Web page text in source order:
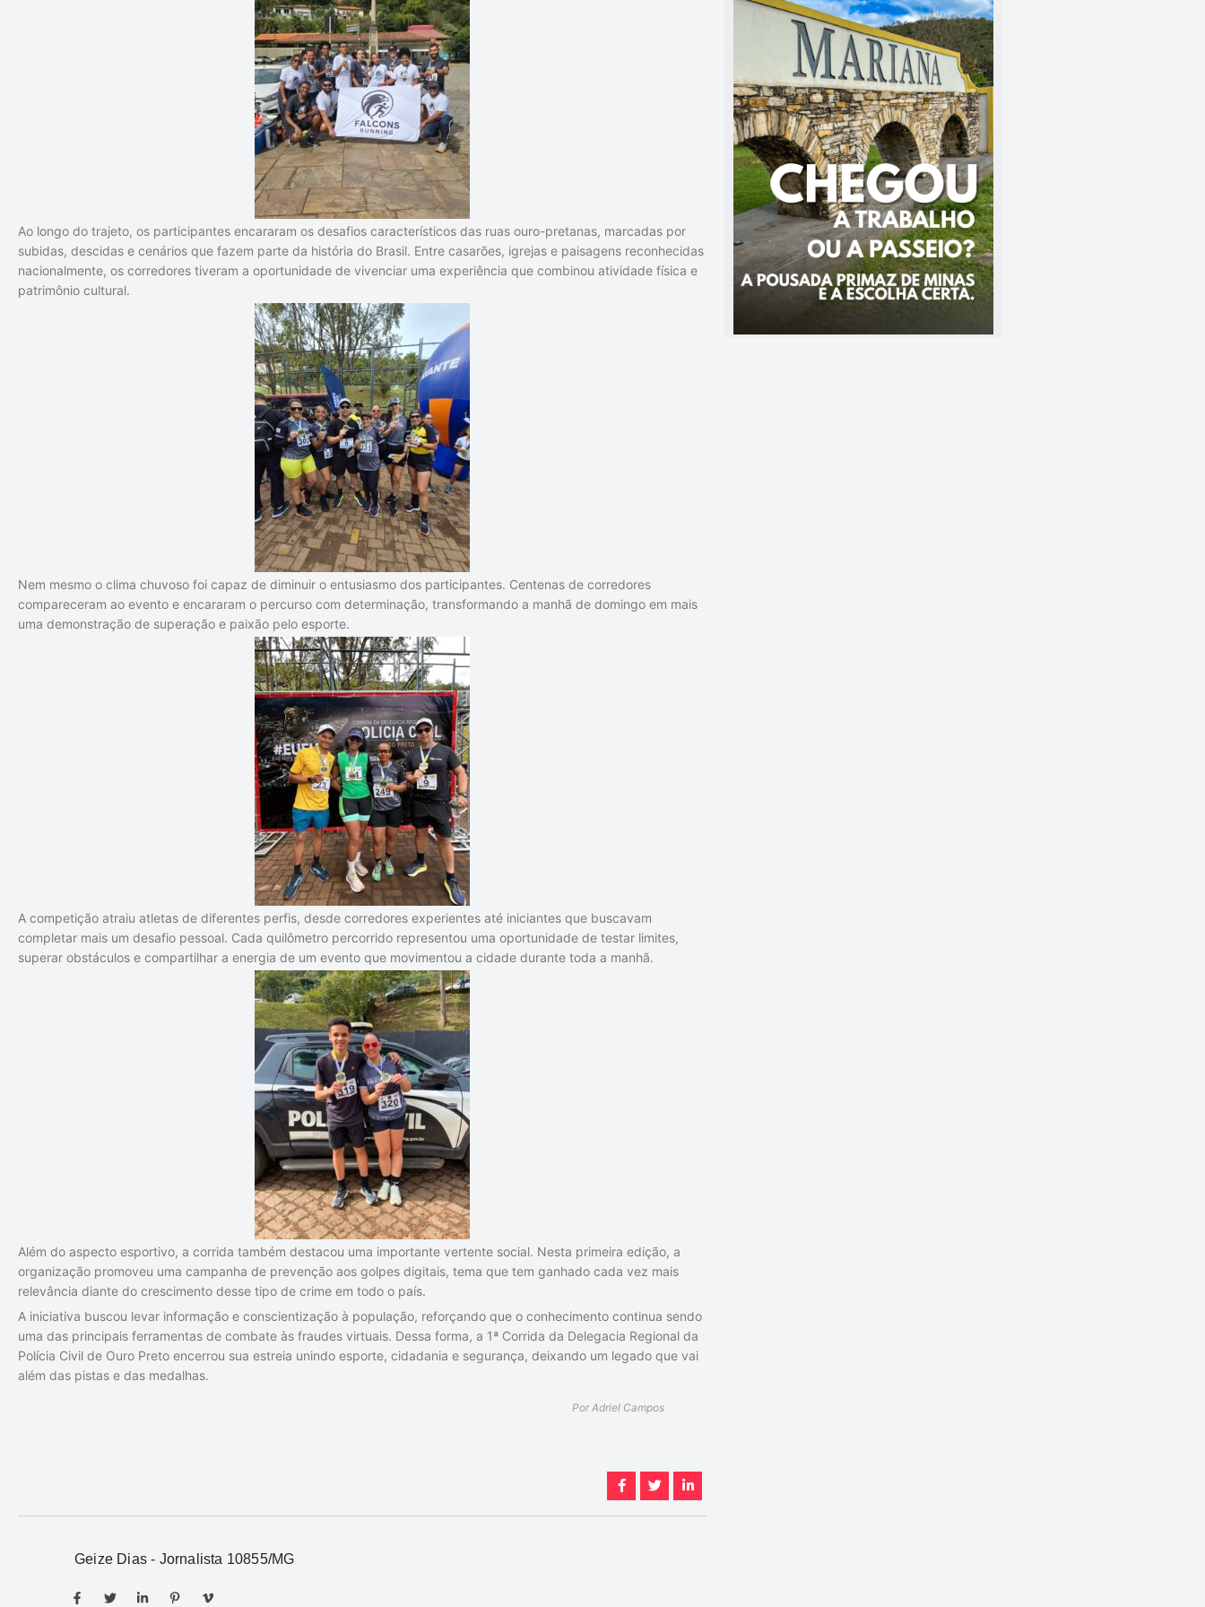
Ao longo do trajeto, os participantes encararam os desafios característicos das ruas ouro-pretanas, marcadas por
subidas, descidas e cenários que fazem parte da história do Brasil. Entre casarões, igrejas e paisagens reconhecidas
nacionalmente, os corredores tiveram a oportunidade de vivenciar uma experiência que combinou atividade física e
patrimônio cultural.
Nem mesmo o clima chuvoso foi capaz de diminuir o entusiasmo dos participantes. Centenas de corredores
compareceram ao evento e encararam o percurso com determinação, transformando a manhã de domingo em mais
uma demonstração de superação e paixão pelo esporte.
A competição atraiu atletas de diferentes perfis, desde corredores experientes até iniciantes que buscavam
completar mais um desafio pessoal. Cada quilômetro percorrido representou uma oportunidade de testar limites,
superar obstáculos e compartilhar a energia de um evento que movimentou a cidade durante toda a manhã.
Além do aspecto esportivo, a corrida também destacou uma importante vertente social. Nesta primeira edição, a
organização promoveu uma campanha de prevenção aos golpes digitais, tema que tem ganhado cada vez mais
relevância diante do crescimento desse tipo de crime em todo o país.
A iniciativa buscou levar informação e conscientização à população, reforçando que o conhecimento continua sendo
uma das principais ferramentas de combate às fraudes virtuais. Dessa forma, a 1ª Corrida da Delegacia Regional da
Polícia Civil de Ouro Preto encerrou sua estreia unindo esporte, cidadania e segurança, deixando um legado que vai
além das pistas e das medalhas.
Por Adriel Campos
Geize Dias - Jornalista 10855/MG